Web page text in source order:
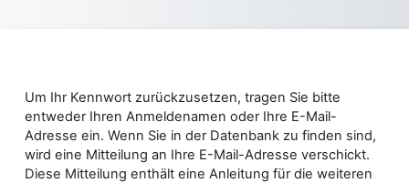
Um Ihr Kennwort zurückzusetzen, tragen Sie bitte
entweder Ihren Anmeldenamen oder Ihre E-Mail-
Adresse ein. Wenn Sie in der Datenbank zu finden sind,
wird eine Mitteilung an Ihre E-Mail-Adresse verschickt.
Diese Mitteilung enthält eine Anleitung für die weiteren